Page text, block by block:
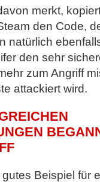
merkt,
den Code,
natürlich
den sehr
zum Angriff
attackiert wird.
Beispiel für